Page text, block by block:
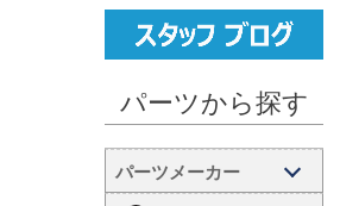
パーツから探す